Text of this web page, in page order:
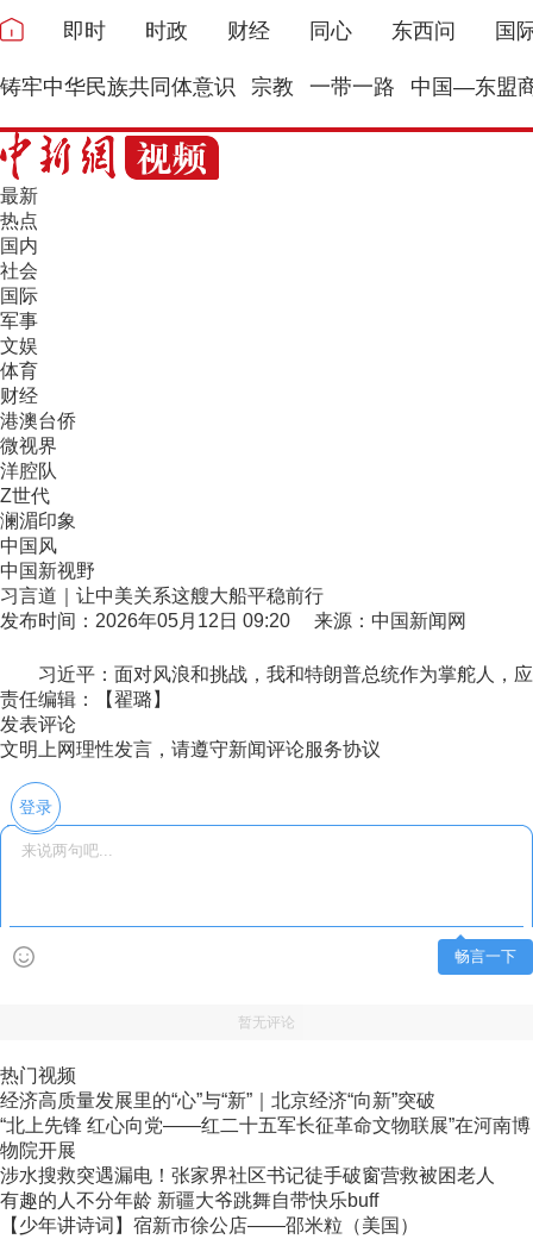
即时 时政 财经 同心 东西问 国
铸牢中华民族共同体意识 宗教 一带一路 中国—东盟
最新
热点
国内
社会
国际
军事
文娱
体育
财经
港澳台侨
微视界
洋腔队
Z世代
澜湄印象
中国风
中国新视野
习言道｜让中美关系这艘大船平稳前行
发布时间：2026年05月12日 09:20 来源：中国新闻网
习近平：面对风浪和挑战，我和特朗普总统作为掌舵人，
责任编辑：【翟璐】
发表评论
文明上网理性发言，请遵守新闻评论服务协议
登录
畅言一下
暂无评论
热门视频
经济高质量发展里的“心”与“新”｜北京经济“向新”突破
“北上先锋 红心向党——红二十五军长征革命文物联展”在河南博
物院开展
涉水搜救突遇漏电！张家界社区书记徒手破窗营救被困老人
有趣的人不分年龄 新疆大爷跳舞自带快乐buff
【少年讲诗词】宿新市徐公店——邵米粒（美国）